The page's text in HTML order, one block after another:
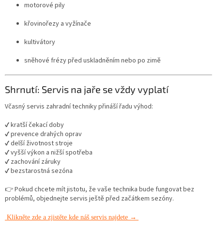
motorové pily
křovinořezy a vyžínače
kultivátory
sněhové frézy před uskladněním nebo po zimě
Shrnutí: Servis na jaře se vždy vyplatí
Včasný servis zahradní techniky přináší řadu výhod:
✔ kratší čekací doby
✔ prevence drahých oprav
✔ delší životnost stroje
✔ vyšší výkon a nižší spotřeba
✔ zachování záruky
✔ bezstarostná sezóna
👉 Pokud chcete mít jistotu, že vaše technika bude fungovat bez
problémů, objednejte servis ještě před začátkem sezóny.
Klikněte zde a zjistěte kde náš servis najdete →